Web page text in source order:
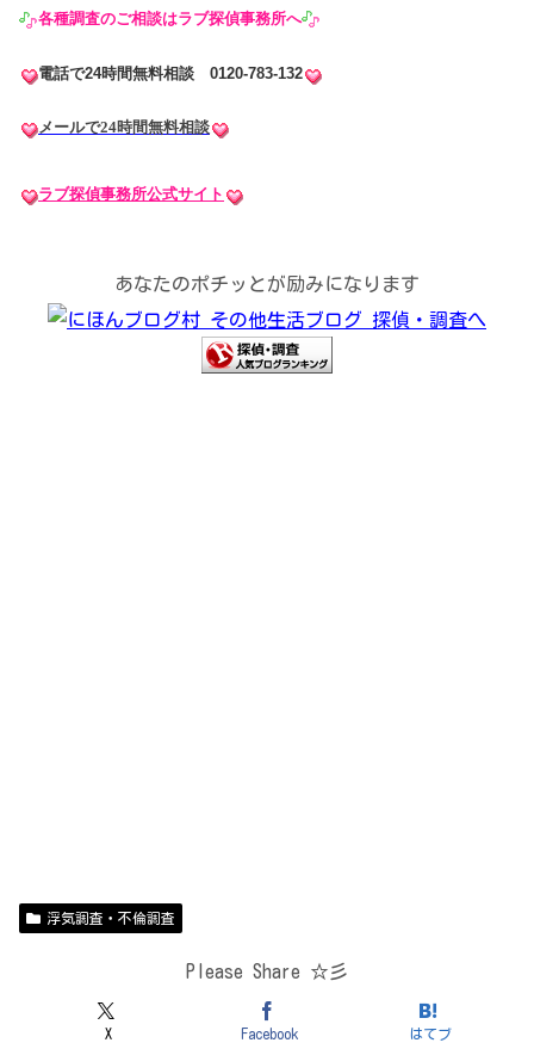
各種調査のご相談はラブ探偵事務所へ
電話で24時間無料相談 0120-783-132
メールで24時間無料相談
ラブ探偵事務所公式サイト
あなたのポチッとが励みになります
浮気調査・不倫調査
Please Share ☆彡
X Facebook はてブ